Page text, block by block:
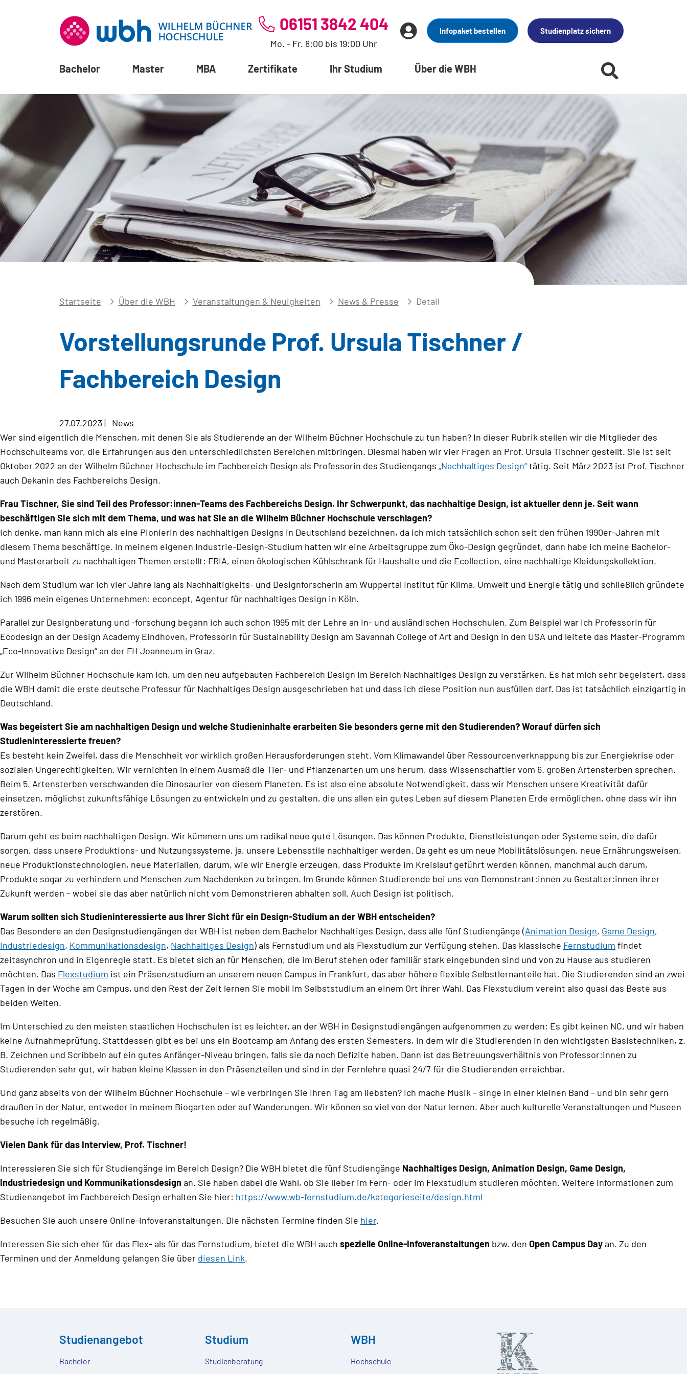
06151 3842 404
Mo. - Fr. 8:00 bis 19:00 Uhr
Infopaket bestellen Studienplatz sichern
Bachelor Master MBA Zertifikate Ihr Studium Über die WBH
Startseite Über die WBH Veranstaltungen & Neuigkeiten News & Presse Detail
Vorstellungsrunde Prof. Ursula Tischner /
Fachbereich Design
27.07.2023 | News
Wer sind eigentlich die Menschen, mit denen Sie als Studierende an der Wilhelm Büchner Hochschule zu tun haben? In dieser Rubrik stellen wir die Mitglieder des
Hochschulteams vor, die Erfahrungen aus den unterschiedlichsten Bereichen mitbringen. Diesmal haben wir vier Fragen an Prof. Ursula Tischner gestellt. Sie ist seit
Oktober 2022 an der Wilhelm Büchner Hochschule im Fachbereich Design als Professorin des Studiengangs „Nachhaltiges Design“tätig. Seit März 2023 ist Prof. Tischner
auch Dekanin des Fachbereichs Design.
Frau Tischner, Sie sind Teil des Professor:innen-Teams des Fachbereichs Design. Ihr Schwerpunkt, das nachhaltige Design, ist aktueller denn je. Seit wann
beschäftigen Sie sich mit dem Thema, und was hat Sie an die Wilhelm Büchner Hochschule verschlagen?
Ich denke, man kann mich als eine Pionierin des nachhaltigen Designs in Deutschland bezeichnen, da ich mich tatsächlich schon seit den frühen 1990er-Jahren mit
diesem Thema beschäftige. In meinem eigenen Industrie-Design-Studium hatten wir eine Arbeitsgruppe zum Öko-Design gegründet, dann habe ich meine Bachelor-
und Masterarbeit zu nachhaltigen Themen erstellt: FRIA, einen ökologischen Kühlschrank für Haushalte und die Ecollection, eine nachhaltige Kleidungskollektion.
Nach dem Studium war ich vier Jahre lang als Nachhaltigkeits- und Designforscherin am Wuppertal Institut für Klima, Umwelt und Energie tätig und schließlich gründete
ich 1996 mein eigenes Unternehmen: econcept, Agentur für nachhaltiges Design in Köln.
Parallel zur Designberatung und -forschung begann ich auch schon 1995 mit der Lehre an in- und ausländischen Hochschulen. Zum Beispiel war ich Professorin für
Ecodesign an der Design Academy Eindhoven, Professorin für Sustainability Design am Savannah College of Art and Design in den USA und leitete das Master-Programm
„Eco-Innovative Design“ an der FH Joanneum in Graz.
Zur Wilhelm Büchner Hochschule kam ich, um den neu aufgebauten Fachbereich Design im Bereich Nachhaltiges Design zu verstärken. Es hat mich sehr begeistert, dass
die WBH damit die erste deutsche Professur für Nachhaltiges Design ausgeschrieben hat und dass ich diese Position nun ausfüllen darf. Das ist tatsächlich einzigartig in
Deutschland.
Was begeistert Sie am nachhaltigen Design und welche Studieninhalte erarbeiten Sie besonders gerne mit den Studierenden? Worauf dürfen sich
Studieninteressierte freuen?
Es besteht kein Zweifel, dass die Menschheit vor wirklich großen Herausforderungen steht. Vom Klimawandel über Ressourcenverknappung bis zur Energiekrise oder
sozialen Ungerechtigkeiten. Wir vernichten in einem Ausmaß die Tier- und Pflanzenarten um uns herum, dass Wissenschaftler vom 6. großen Artensterben sprechen.
Beim 5. Artensterben verschwanden die Dinosaurier von diesem Planeten. Es ist also eine absolute Notwendigkeit, dass wir Menschen unsere Kreativität dafür
einsetzen, möglichst zukunftsfähige Lösungen zu entwickeln und zu gestalten, die uns allen ein gutes Leben auf diesem Planeten Erde ermöglichen, ohne dass wir ihn
zerstören.
Darum geht es beim nachhaltigen Design. Wir kümmern uns um radikal neue gute Lösungen. Das können Produkte, Dienstleistungen oder Systeme sein, die dafür
sorgen, dass unsere Produktions- und Nutzungssysteme, ja, unsere Lebensstile nachhaltiger werden. Da geht es um neue Mobilitätslösungen, neue Ernährungsweisen,
neue Produktionstechnologien, neue Materialien, darum, wie wir Energie erzeugen, dass Produkte im Kreislauf geführt werden können, manchmal auch darum,
Produkte sogar zu verhindern und Menschen zum Nachdenken zu bringen. Im Grunde können Studierende bei uns von Demonstrant:innen zu Gestalter:innen ihrer
Zukunft werden – wobei sie das aber natürlich nicht vom Demonstrieren abhalten soll. Auch Design ist politisch.
Warum sollten sich Studieninteressierte aus Ihrer Sicht für ein Design-Studium an der WBH entscheiden?
Das Besondere an den Designstudiengängen der WBH ist neben dem Bachelor Nachhaltiges Design, dass alle fünf Studiengänge (Animation Design, Game Design,
Industriedesign, Kommunikationsdesign, Nachhaltiges Design) als Fernstudium und als Flexstudium zur Verfügung stehen. Das klassische Fernstudium findet
zeitasynchron und in Eigenregie statt. Es bietet sich an für Menschen, die im Beruf stehen oder familiär stark eingebunden sind und von zu Hause aus studieren
möchten. Das Flexstudium ist ein Präsenzstudium an unserem neuen Campus in Frankfurt, das aber höhere flexible Selbstlernanteile hat. Die Studierenden sind an zwei
Tagen in der Woche am Campus, und den Rest der Zeit lernen Sie mobil im Selbststudium an einem Ort ihrer Wahl. Das Flexstudium vereint also quasi das Beste aus
beiden Welten.
Im Unterschied zu den meisten staatlichen Hochschulen ist es leichter, an der WBH in Designstudiengängen aufgenommen zu werden: Es gibt keinen NC, und wir haben
keine Aufnahmeprüfung. Stattdessen gibt es bei uns ein Bootcamp am Anfang des ersten Semesters, in dem wir die Studierenden in den wichtigsten Basistechniken, z.
B. Zeichnen und Scribbeln auf ein gutes Anfänger-Niveau bringen, falls sie da noch Defizite haben. Dann ist das Betreuungsverhältnis von Professor:innen zu
Studierenden sehr gut, wir haben kleine Klassen in den Präsenzteilen und sind in der Fernlehre quasi 24/7 für die Studierenden erreichbar.
Und ganz abseits von der Wilhelm Büchner Hochschule – wie verbringen Sie Ihren Tag am liebsten? Ich mache Musik – singe in einer kleinen Band – und bin sehr gern
draußen in der Natur, entweder in meinem Biogarten oder auf Wanderungen. Wir können so viel von der Natur lernen. Aber auch kulturelle Veranstaltungen und Museen
besuche ich regelmäßig.
Vielen Dank für das Interview, Prof. Tischner!
Interessieren Sie sich für Studiengänge im Bereich Design? Die WBH bietet die fünf Studiengänge Nachhaltiges Design, Animation Design, Game Design,
Industriedesign und Kommunikationsdesign an. Sie haben dabei die Wahl, ob Sie lieber im Fern- oder im Flexstudium studieren möchten. Weitere Informationen zum
Studienangebot im Fachbereich Design erhalten Sie hier: https://www.wb-fernstudium.de/kategorieseite/design.html
Besuchen Sie auch unsere Online-Infoveranstaltungen. Die nächsten Termine finden Sie hier.
Interessen Sie sich eher für das Flex- als für das Fernstudium, bietet die WBH auch spezielle Online-Infoveranstaltungen bzw. den Open Campus Dayan. Zu den
Terminen und der Anmeldung gelangen Sie über diesen Link.
Studienangebot
Bachelor
Studium
Studienberatung
WBH
Hochschule